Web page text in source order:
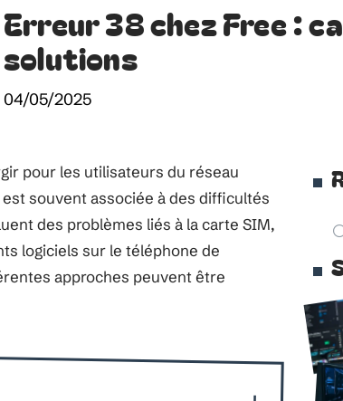
Erreur 38 chez Free :
solutions
04/05/2025
pour les utilisateurs du réseau
souvent associée à des difficultés
des problèmes liés à la carte SIM,
logiciels sur le téléphone de
approches peuvent être